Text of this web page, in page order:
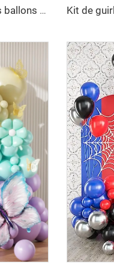
Ballon de révélation du sexe avec gros ballons noirs remplis de confettis en forme de cœur rose et bleu, pour garçon ou fille